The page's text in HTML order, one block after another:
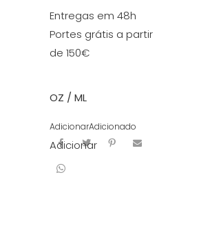
Entregas em 48h
Portes grátis a partir
de 150€
OZ / ML
AdicionarAdicionado
Adicionar